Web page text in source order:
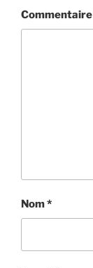
Commentaire
Nom*